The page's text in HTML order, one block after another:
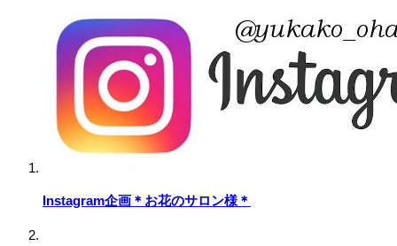
Instagram企画＊お花のサロン様＊